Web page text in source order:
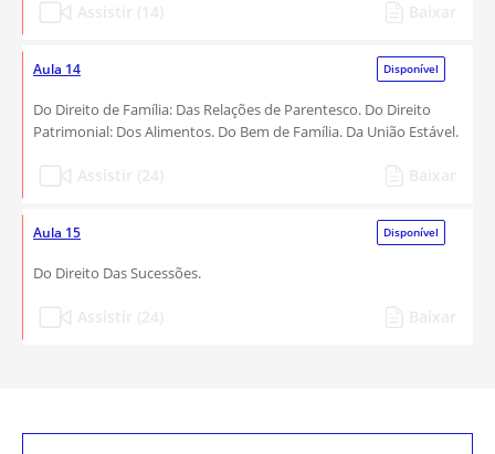
Aula 14 Disponível
Do Direito de Família: Das Relações de Parentesco. Do Direito
Patrimonial: Dos Alimentos. Do Bem de Família. Da União Estável.
Aula 15 Disponível
Do Direito Das Sucessões.